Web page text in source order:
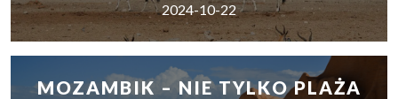
2024-10-22
MOZAMBIK – NIE TYLKO PLAŻA